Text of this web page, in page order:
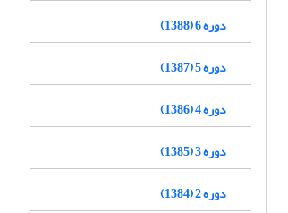
دوره 6 (1388)
دوره 5 (1387)
دوره 4 (1386)
دوره 3 (1385)
دوره 2 (1384)